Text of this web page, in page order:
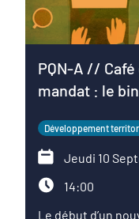
PQN-A //
mandat : le
Développement
Jeudi 10
14:00
Le début d’un